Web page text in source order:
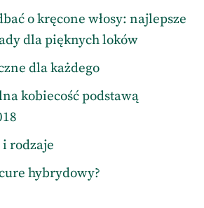
o kręcone włosy: najlepsze
dla pięknych loków
dla każdego
kobiecość podstawą
rodzaje
hybrydowy?